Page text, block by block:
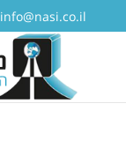
info@nasi.co.il